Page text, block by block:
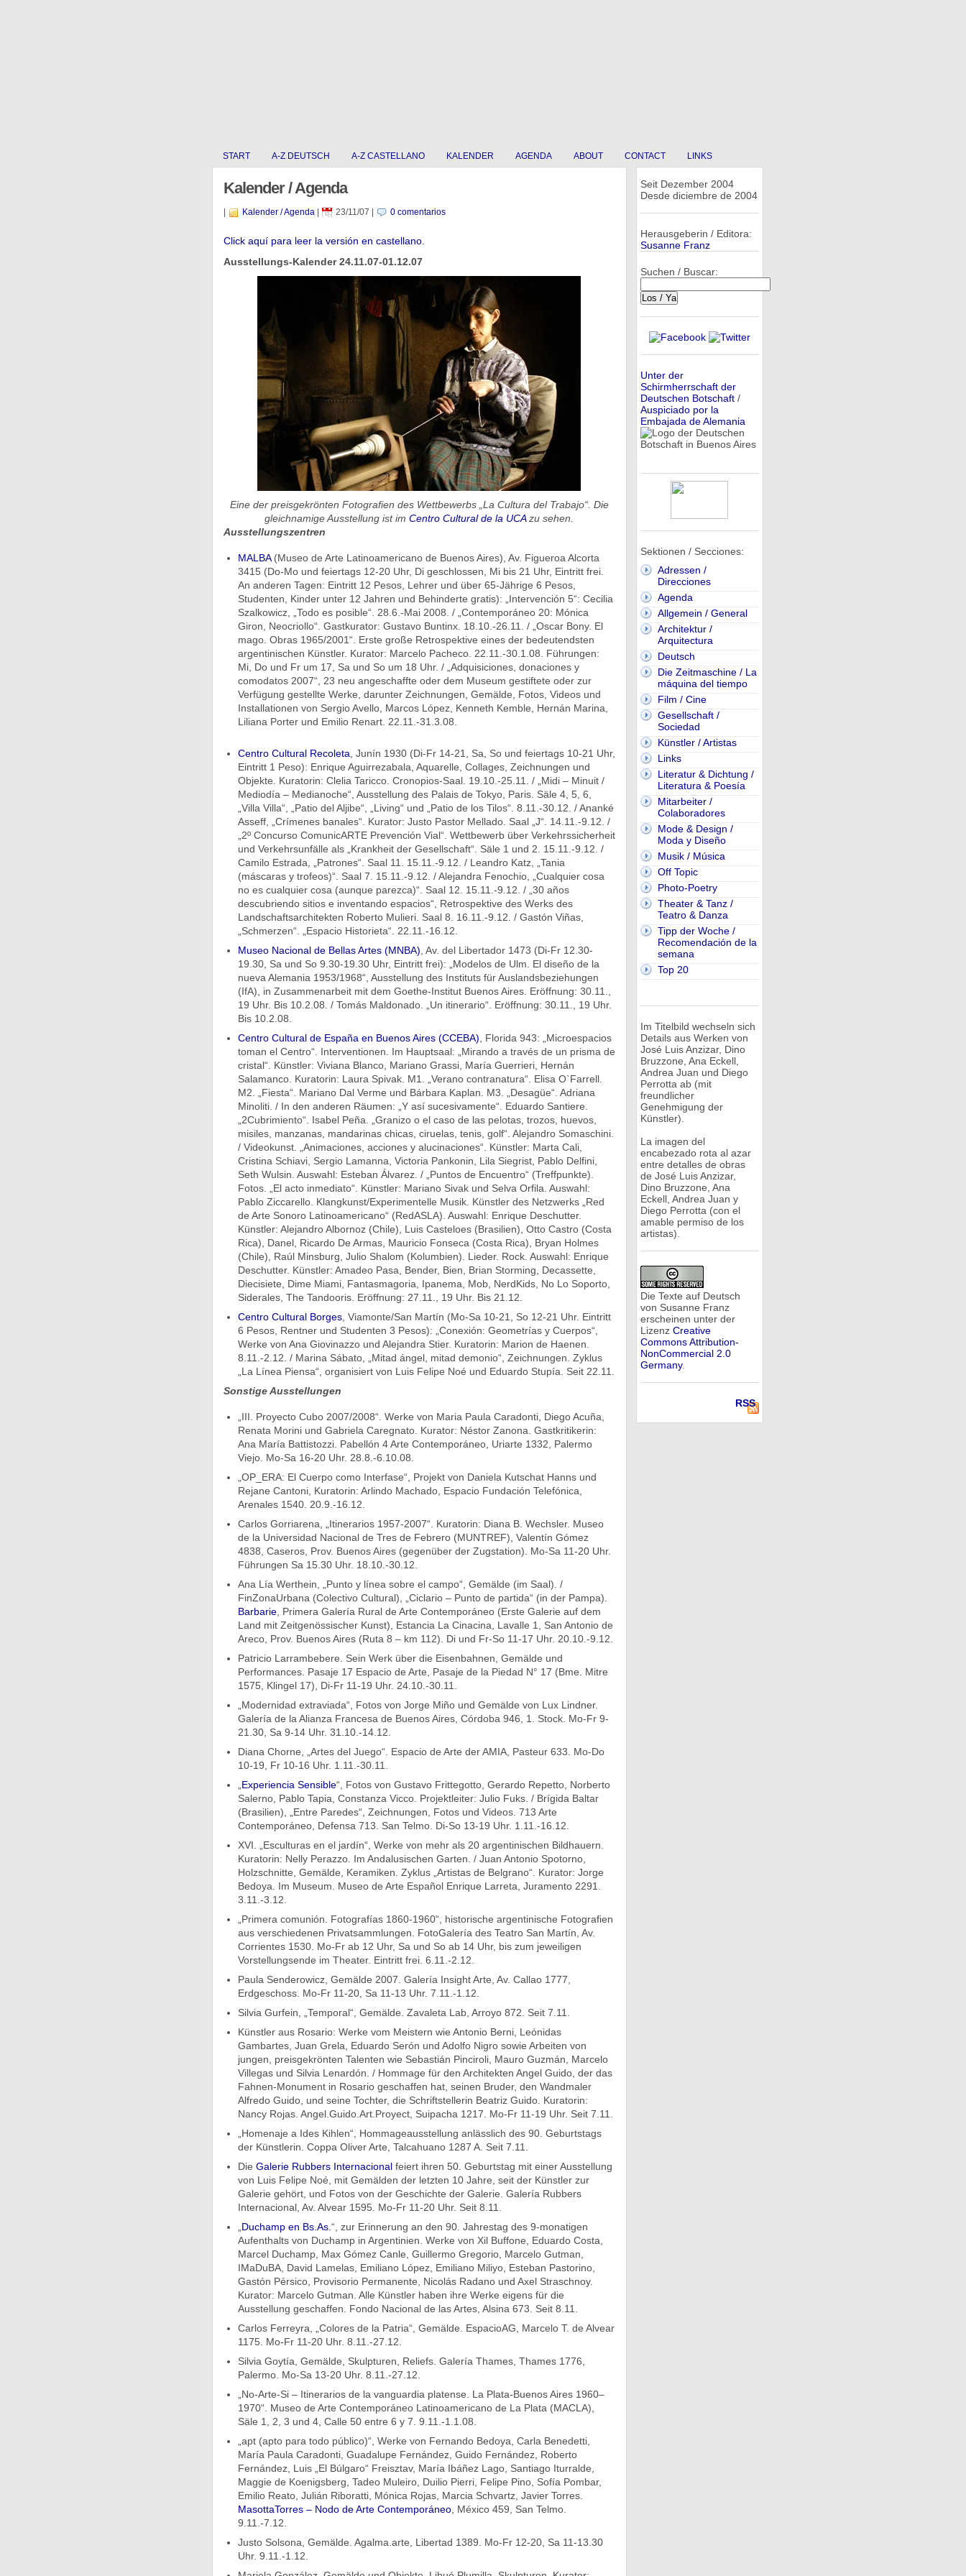
START A-Z DEUTSCH A-Z CASTELLANO KALENDER AGENDA ABOUT CONTACT LINKS
Kalender / Agenda
Kalender / Agenda| 23/11/07 0 comentarios
Click aquí para leer la versión en castellano.
Ausstellungs-Kalender 24.11.07-01.12.07
Eine der preisgekrönten Fotografien des Wettbewerbs „La Cultura del Trabajo“. Die
gleichnamige Ausstellung ist im Centro Cultural de la UCAzu sehen.
Ausstellungszentren
MALBA(Museo de Arte Latinoamericano de Buenos Aires), Av. Figueroa Alcorta
3415 (Do-Mo und feiertags 12-20 Uhr, Di geschlossen, Mi bis 21 Uhr, Eintritt frei.
An anderen Tagen: Eintritt 12 Pesos, Lehrer und über 65-Jährige 6 Pesos,
Studenten, Kinder unter 12 Jahren und Behinderte gratis): „Intervención 5“: Cecilia
Szalkowicz, „Todo es posible“. 28.6.-Mai 2008. / „Contemporáneo 20: Mónica
Giron, Neocriollo“. Gastkurator: Gustavo Buntinx. 18.10.-26.11. / „Oscar Bony. El
mago. Obras 1965/2001“. Erste große Retrospektive eines der bedeutendsten
argentinischen Künstler. Kurator: Marcelo Pacheco. 22.11.-30.1.08. Führungen:
Mi, Do und Fr um 17, Sa und So um 18 Uhr. / „Adquisiciones, donaciones y
comodatos 2007“, 23 neu angeschaffte oder dem Museum gestiftete oder zur
Verfügung gestellte Werke, darunter Zeichnungen, Gemälde, Fotos, Videos und
Installationen von Sergio Avello, Marcos López, Kenneth Kemble, Hernán Marina,
Liliana Porter und Emilio Renart. 22.11.-31.3.08.
Centro Cultural Recoleta , Junín 1930 (Di-Fr 14-21, Sa, So und feiertags 10-21 Uhr,
Eintritt 1 Peso): Enrique Aguirrezabala, Aquarelle, Collages, Zeichnungen und
Objekte. Kuratorin: Clelia Taricco. Cronopios-Saal. 19.10.-25.11. / „Midi – Minuit /
Mediodía – Medianoche“, Ausstellung des Palais de Tokyo, Paris. Säle 4, 5, 6,
„Villa Villa“, „Patio del Aljibe“, „Living“ und „Patio de los Tilos“. 8.11.-30.12. / Ananké
Asseff, „Crímenes banales“. Kurator: Justo Pastor Mellado. Saal „J“. 14.11.-9.12. /
„2º Concurso ComunicARTE Prevención Vial“. Wettbewerb über Verkehrssicherheit
und Verkehrsunfälle als „Krankheit der Gesellschaft“. Säle 1 und 2. 15.11.-9.12. /
Camilo Estrada, „Patrones“. Saal 11. 15.11.-9.12. / Leandro Katz, „Tania
(máscaras y trofeos)“. Saal 7. 15.11.-9.12. / Alejandra Fenochio, „Cualquier cosa
no es cualquier cosa (aunque parezca)“. Saal 12. 15.11.-9.12. / „30 años
descubriendo sitios e inventando espacios“, Retrospektive des Werks des
Landschaftsarchitekten Roberto Mulieri. Saal 8. 16.11.-9.12. / Gastón Viñas,
„Schmerzen“. „Espacio Historieta“. 22.11.-16.12.
Museo Nacional de Bellas Artes (MNBA) , Av. del Libertador 1473 (Di-Fr 12.30-
19.30, Sa und So 9.30-19.30 Uhr, Eintritt frei): „Modelos de Ulm. El diseño de la
nueva Alemania 1953/1968“, Ausstellung des Instituts für Auslandsbeziehungen
(IfA), in Zusammenarbeit mit dem Goethe-Institut Buenos Aires. Eröffnung: 30.11.,
19 Uhr. Bis 10.2.08. / Tomás Maldonado. „Un itinerario“. Eröffnung: 30.11., 19 Uhr.
Bis 10.2.08.
Centro Cultural de España en Buenos Aires (CCEBA) , Florida 943: „Microespacios
toman el Centro“. Interventionen. Im Hauptsaal: „Mirando a través de un prisma de
cristal“. Künstler: Viviana Blanco, Mariano Grassi, María Guerrieri, Hernán
Salamanco. Kuratorin: Laura Spivak. M1. „Verano contranatura“. Elisa O`Farrell.
M2. „Fiesta“. Mariano Dal Verme und Bárbara Kaplan. M3. „Desagüe“. Adriana
Minoliti. / In den anderen Räumen: „Y así sucesivamente“. Eduardo Santiere.
„2Cubrimiento“. Isabel Peña. „Granizo o el caso de las pelotas, trozos, huevos,
misiles, manzanas, mandarinas chicas, ciruelas, tenis, golf“. Alejandro Somaschini.
/ Videokunst. „Animaciones, acciones y alucinaciones“. Künstler: Marta Cali,
Cristina Schiavi, Sergio Lamanna, Victoria Pankonin, Lila Siegrist, Pablo Delfini,
Seth Wulsin. Auswahl: Esteban Álvarez. / „Puntos de Encuentro“ (Treffpunkte).
Fotos. „El acto inmediato“. Künstler: Mariano Sivak und Selva Orfila. Auswahl:
Pablo Ziccarello. Klangkunst/Experimentelle Musik. Künstler des Netzwerks „Red
de Arte Sonoro Latinoamericano“ (RedASLA). Auswahl: Enrique Deschutter.
Künstler: Alejandro Albornoz (Chile), Luis Casteloes (Brasilien), Otto Castro (Costa
Rica), Danel, Ricardo De Armas, Mauricio Fonseca (Costa Rica), Bryan Holmes
(Chile), Raúl Minsburg, Julio Shalom (Kolumbien). Lieder. Rock. Auswahl: Enrique
Deschutter. Künstler: Amadeo Pasa, Bender, Bien, Brian Storming, Decassette,
Diecisiete, Dime Miami, Fantasmagoria, Ipanema, Mob, NerdKids, No Lo Soporto,
Siderales, The Tandooris. Eröffnung: 27.11., 19 Uhr. Bis 21.12.
Centro Cultural Borges, Viamonte/San Martín (Mo-Sa 10-21, So 12-21 Uhr. Eintritt
6 Pesos, Rentner und Studenten 3 Pesos): „Conexión: Geometrías y Cuerpos“,
Werke von Ana Giovinazzo und Alejandra Stier. Kuratorin: Marion de Haenen.
8.11.-2.12. / Marina Sábato, „Mitad ángel, mitad demonio“, Zeichnungen. Zyklus
„La Línea Piensa“, organisiert von Luis Felipe Noé und Eduardo Stupía. Seit 22.11.
Sonstige Ausstellungen
„III. Proyecto Cubo 2007/2008“. Werke von Maria Paula Caradonti, Diego Acuña,
Renata Morini und Gabriela Caregnato. Kurator: Néstor Zanona. Gastkritikerin:
Ana María Battistozzi. Pabellón 4 Arte Contemporáneo, Uriarte 1332, Palermo
Viejo. Mo-Sa 16-20 Uhr. 28.8.-6.10.08.
„OP_ERA: El Cuerpo como Interfase“, Projekt von Daniela Kutschat Hanns und
Rejane Cantoni, Kuratorin: Arlindo Machado, Espacio Fundación Telefónica,
Arenales 1540. 20.9.-16.12.
Carlos Gorriarena, „Itinerarios 1957-2007“. Kuratorin: Diana B. Wechsler. Museo
de la Universidad Nacional de Tres de Febrero (MUNTREF), Valentín Gómez
4838, Caseros, Prov. Buenos Aires (gegenüber der Zugstation). Mo-Sa 11-20 Uhr.
Führungen Sa 15.30 Uhr. 18.10.-30.12.
Ana Lía Werthein, „Punto y línea sobre el campo“, Gemälde (im Saal). /
FinZonaUrbana (Colectivo Cultural), „Ciclario – Punto de partida“ (in der Pampa).
Barbarie, Primera Galería Rural de Arte Contemporáneo (Erste Galerie auf dem
Land mit Zeitgenössischer Kunst), Estancia La Cinacina, Lavalle 1, San Antonio de
Areco, Prov. Buenos Aires (Ruta 8 – km 112). Di und Fr-So 11-17 Uhr. 20.10.-9.12.
Patricio Larrambebere. Sein Werk über die Eisenbahnen, Gemälde und
Performances. Pasaje 17 Espacio de Arte, Pasaje de la Piedad N° 17 (Bme. Mitre
1575, Klingel 17), Di-Fr 11-19 Uhr. 24.10.-30.11.
„Modernidad extraviada“, Fotos von Jorge Miño und Gemälde von Lux Lindner.
Galería de la Alianza Francesa de Buenos Aires, Córdoba 946, 1. Stock. Mo-Fr 9-
21.30, Sa 9-14 Uhr. 31.10.-14.12.
Diana Chorne, „Artes del Juego“. Espacio de Arte der AMIA, Pasteur 633. Mo-Do
10-19, Fr 10-16 Uhr. 1.11.-30.11.
Experiencia Sensible“, Fotos von Gustavo Frittegotto, Gerardo Repetto, Norberto
Salerno, Pablo Tapia, Constanza Vicco. Projektleiter: Julio Fuks. / Brígida Baltar
(Brasilien), „Entre Paredes“, Zeichnungen, Fotos und Videos. 713 Arte
Contemporáneo, Defensa 713. San Telmo. Di-So 13-19 Uhr. 1.11.-16.12.
XVI. „Esculturas en el jardín“, Werke von mehr als 20 argentinischen Bildhauern.
Kuratorin: Nelly Perazzo. Im Andalusischen Garten. / Juan Antonio Spotorno,
Holzschnitte, Gemälde, Keramiken. Zyklus „Artistas de Belgrano“. Kurator: Jorge
Bedoya. Im Museum. Museo de Arte Español Enrique Larreta, Juramento 2291.
3.11.-3.12.
„Primera comunión. Fotografías 1860-1960“, historische argentinische Fotografien
aus verschiedenen Privatsammlungen. FotoGalería des Teatro San Martín, Av.
Corrientes 1530. Mo-Fr ab 12 Uhr, Sa und So ab 14 Uhr, bis zum jeweiligen
Vorstellungsende im Theater. Eintritt frei. 6.11.-2.12.
Paula Senderowicz, Gemälde 2007. Galería Insight Arte, Av. Callao 1777,
Erdgeschoss. Mo-Fr 11-20, Sa 11-13 Uhr. 7.11.-1.12.
Silvia Gurfein, „Temporal“, Gemälde. Zavaleta Lab, Arroyo 872. Seit 7.11.
Künstler aus Rosario: Werke vom Meistern wie Antonio Berni, Leónidas
Gambartes, Juan Grela, Eduardo Serón und Adolfo Nigro sowie Arbeiten von
jungen, preisgekrönten Talenten wie Sebastián Pinciroli, Mauro Guzmán, Marcelo
Villegas und Silvia Lenardón. / Hommage für den Architekten Angel Guido, der das
Fahnen-Monument in Rosario geschaffen hat, seinen Bruder, den Wandmaler
Alfredo Guido, und seine Tochter, die Schriftstellerin Beatriz Guido. Kuratorin:
Nancy Rojas. Angel.Guido.Art.Proyect, Suipacha 1217. Mo-Fr 11-19 Uhr. Seit 7.11.
„Homenaje a Ides Kihlen“, Hommageausstellung anlässlich des 90. Geburtstags
der Künstlerin. Coppa Oliver Arte, Talcahuano 1287 A. Seit 7.11.
Die Galerie Rubbers Internacionalfeiert ihren 50. Geburtstag mit einer Ausstellung
von Luis Felipe Noé, mit Gemälden der letzten 10 Jahre, seit der Künstler zur
Galerie gehört, und Fotos von der Geschichte der Galerie. Galería Rubbers
Internacional, Av. Alvear 1595. Mo-Fr 11-20 Uhr. Seit 8.11.
Duchamp en Bs.As. “, zur Erinnerung an den 90. Jahrestag des 9-monatigen
Aufenthalts von Duchamp in Argentinien. Werke von Xil Buffone, Eduardo Costa,
Marcel Duchamp, Max Gómez Canle, Guillermo Gregorio, Marcelo Gutman,
IMaDuBA, David Lamelas, Emiliano López, Emiliano Miliyo, Esteban Pastorino,
Gastón Pérsico, Provisorio Permanente, Nicolás Radano und Axel Straschnoy.
Kurator: Marcelo Gutman. Alle Künstler haben ihre Werke eigens für die
Ausstellung geschaffen. Fondo Nacional de las Artes, Alsina 673. Seit 8.11.
Carlos Ferreyra, „Colores de la Patria“, Gemälde. EspacioAG, Marcelo T. de Alvear
1175. Mo-Fr 11-20 Uhr. 8.11.-27.12.
Silvia Goytía, Gemälde, Skulpturen, Reliefs. Galería Thames, Thames 1776,
Palermo. Mo-Sa 13-20 Uhr. 8.11.-27.12.
„No-Arte-Si – Itinerarios de la vanguardia platense. La Plata-Buenos Aires 1960–
1970“. Museo de Arte Contemporáneo Latinoamericano de La Plata (MACLA),
Säle 1, 2, 3 und 4, Calle 50 entre 6 y 7. 9.11.-1.1.08.
„apt (apto para todo público)“, Werke von Fernando Bedoya, Carla Benedetti,
María Paula Caradonti, Guadalupe Fernández, Guido Fernández, Roberto
Fernández, Luis „El Búlgaro“ Freisztav, María Ibáñez Lago, Santiago Iturralde,
Maggie de Koenigsberg, Tadeo Muleiro, Duilio Pierri, Felipe Pino, Sofía Pombar,
Emilio Reato, Julián Riboratti, Mónica Rojas, Marcia Schvartz, Javier Torres.
MasottaTorres – Nodo de Arte Contemporáneo, México 459, San Telmo.
9.11.-7.12.
Justo Solsona, Gemälde. Agalma.arte, Libertad 1389. Mo-Fr 12-20, Sa 11-13.30
Uhr. 9.11.-1.12.
Seit Dezember 2004
Desde diciembre de 2004
Herausgeberin / Editora:
Susanne Franz
Suchen / Buscar:
Unter der
Schirmherrschaft der
Deutschen Botschaft/
Auspiciado por la
Embajada de Alemania
Sektionen / Secciones:
Adressen /
Direcciones
Agenda
Allgemein / General
Architektur /
Arquitectura
Deutsch
Die Zeitmaschine / La
máquina del tiempo
Film / Cine
Gesellschaft /
Sociedad
Künstler / Artistas
Links
Literatur & Dichtung /
Literatura & Poesía
Mitarbeiter /
Colaboradores
Mode & Design /
Moda y Diseño
Musik / Música
Off Topic
Photo-Poetry
Theater & Tanz /
Teatro & Danza
Tipp der Woche /
Recomendación de la
semana
Top 20
Im Titelbild wechseln sich
Details aus Werken von
José Luis Anzizar, Dino
Bruzzone, Ana Eckell,
Andrea Juan und Diego
Perrotta ab (mit
freundlicher
Genehmigung der
Künstler).
La imagen del
encabezado rota al azar
entre detalles de obras
de José Luis Anzizar,
Dino Bruzzone, Ana
Eckell, Andrea Juan y
Diego Perrotta (con el
amable permiso de los
artistas).
Die Texte auf Deutsch
von Susanne Franz
erscheinen unter der
Lizenz Creative
Commons Attribution-
NonCommercial 2.0
Germany.
RSS